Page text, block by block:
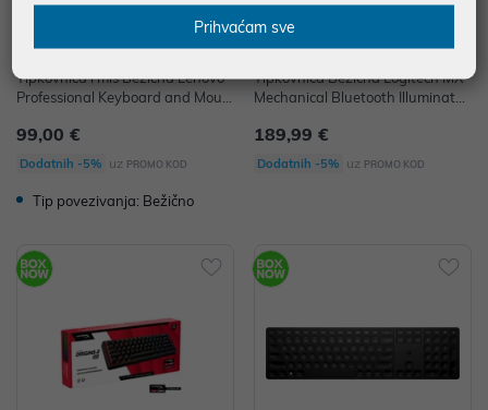
Tipkovnica i miš Bežična Lenovo
Professional Keyboard and Mous
99,00 €
Dodatnih -5% uz PROMO KOD
Tip povezivanja: Bežično
Tipkovnica Bežična Logitech MX
Mechanical Bluetooth Illuminated
189,99 €
Dodatnih -5% uz PROMO KOD
Prihvaćam sve